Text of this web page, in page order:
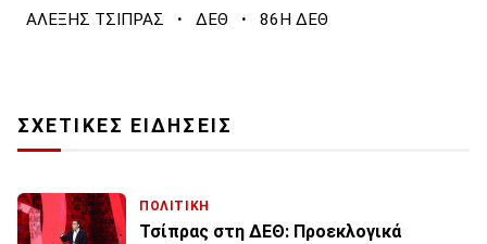
ΑΛΕΞΗΣ ΤΣΙΠΡΑΣ · ΔΕΘ · 86Η ΔΕΘ
ΣΧΕΤΙΚΕΣ ΕΙΔΗΣΕΙΣ
ΠΟΛΙΤΙΚΗ
Τσίπρας στη ΔΕΘ: Προεκλογικά